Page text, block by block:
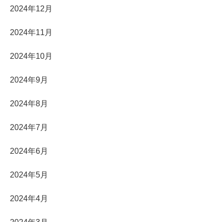
2024年12月
2024年11月
2024年10月
2024年9月
2024年8月
2024年7月
2024年6月
2024年5月
2024年4月